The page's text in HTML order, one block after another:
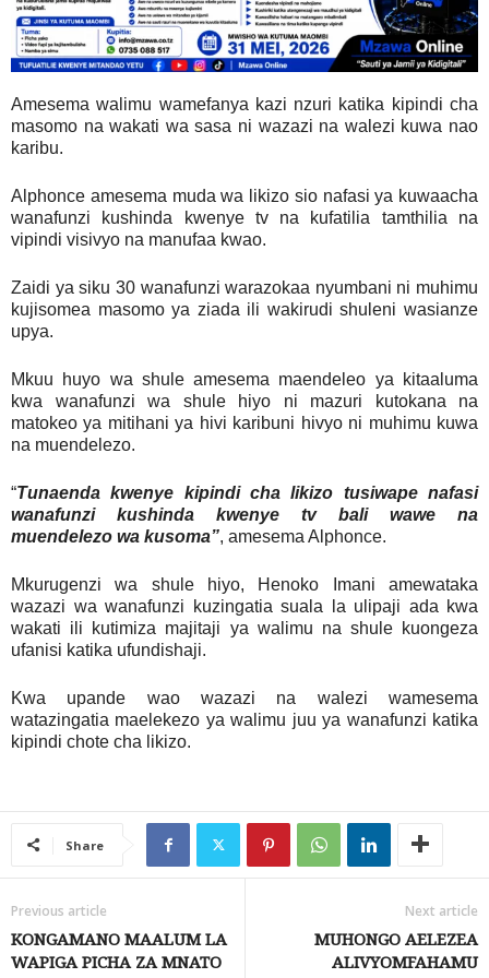
Amesema walimu wamefanya kazi nzuri katika kipindi cha
masomo na wakati wa sasa ni wazazi na walezi kuwa nao
karibu.
Alphonce amesema muda wa likizo sio nafasi ya kuwaacha
wanafunzi kushinda kwenye tv na kufatilia tamthilia na
vipindi visivyo na manufaa kwao.
Zaidi ya siku 30 wanafunzi warazokaa nyumbani ni muhimu
kujisomea masomo ya ziada ili wakirudi shuleni wasianze
upya.
Mkuu huyo wa shule amesema maendeleo ya kitaaluma
kwa wanafunzi wa shule hiyo ni mazuri kutokana na
matokeo ya mitihani ya hivi karibuni hivyo ni muhimu kuwa
na muendelezo.
“Tunaenda kwenye kipindi cha likizo tusiwape nafasi
wanafunzi kushinda kwenye tv bali wawe na
muendelezo wa kusoma”, amesema Alphonce.
Mkurugenzi wa shule hiyo, Henoko Imani amewataka
wazazi wa wanafunzi kuzingatia suala la ulipaji ada kwa
wakati ili kutimiza majitaji ya walimu na shule kuongeza
ufanisi katika ufundishaji.
Kwa upande wao wazazi na walezi wamesema
watazingatia maelekezo ya walimu juu ya wanafunzi katika
kipindi chote cha likizo.
Share
Previous article
KONGAMANO MAALUM LA
WAPIGA PICHA ZA MNATO
Next article
MUHONGO AELEZEA
ALIVYOMFAHAMU